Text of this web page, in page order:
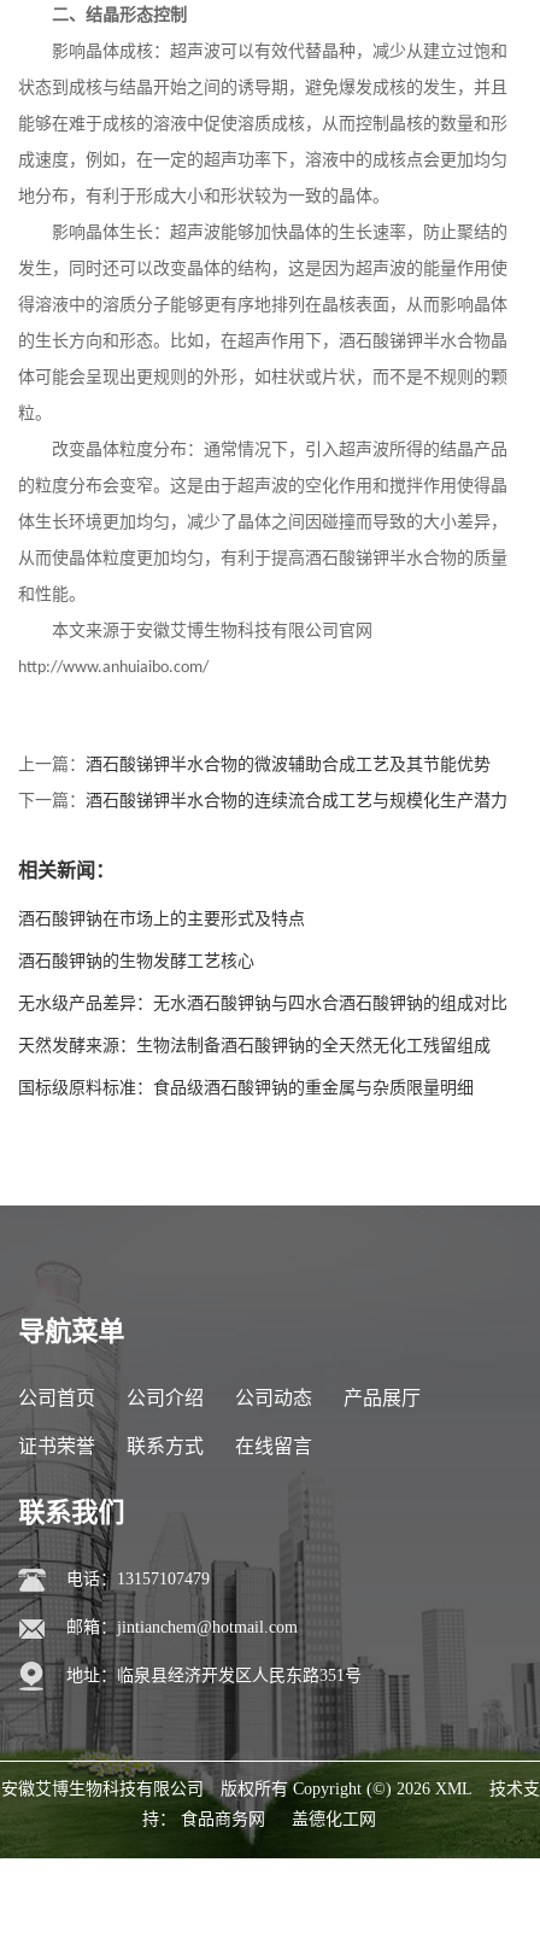
二、结晶形态控制
影响晶体成核：超声波可以有效代替晶种，减少从建立过饱和
状态到成核与结晶开始之间的诱导期，避免爆发成核的发生，并且
能够在难于成核的溶液中促使溶质成核，从而控制晶核的数量和形
成速度，例如，在一定的超声功率下，溶液中的成核点会更加均匀
地分布，有利于形成大小和形状较为一致的晶体。
影响晶体生长：超声波能够加快晶体的生长速率，防止聚结的
发生，同时还可以改变晶体的结构 ， 这是因为超声波的能量作用使
得溶液中的溶质分子能够更有序地排列在晶核表面，从而影响晶体
的生长方向和形态。比如，在超声作用下，酒石酸锑钾半水合物晶
体可能会呈现出更规则的外形，如柱状或片状，而不是不规则的颗
粒。
改变晶体粒度分布：通常情况下，引入超声波所得的结晶产品
的粒度分布会变窄。这是由于超声波的空化作用和搅拌作用使得晶
体生长环境更加均匀，减少了晶体之间因碰撞而导致的大小差异，
从而使晶体粒度更加均匀，有利于提高酒石酸锑钾半水合物的质量
和性能。
本文来源于安徽艾博生物科技有限公司官网
http://www.anhuiaibo.com/
上一篇： 酒石酸锑钾半水合物的微波辅助合成工艺及其节能优势
下一篇： 酒石酸锑钾半水合物的连续流合成工艺与规模化生产潜力
相关新闻：
酒石酸钾钠在市场上的主要形式及特点
酒石酸钾钠的生物发酵工艺核心
无水级产品差异：无水酒石酸钾钠与四水合酒石酸钾钠的组成对比
天然发酵来源：生物法制备酒石酸钾钠的全天然无化工残留组成
国标级原料标准：食品级酒石酸钾钠的重金属与杂质限量明细
导航菜单
公司首页 公司介绍 公司动态 产品展厅
证书荣誉 联系方式 在线留言
联系我们
电话：13157107479
邮箱： jintianchem@hotmail.com
地址：临泉县经济开发区人民东路351号
安徽艾博生物科技有限公司 版权所有 Copyright (©) 2026 XML
技术支
持： 食品商务网 盖德化工网